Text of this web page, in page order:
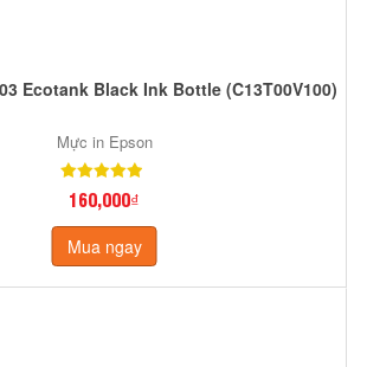
Ecotank Black Ink Bottle (C13T00V100)
Mực in Epson
160,000₫
Mua ngay